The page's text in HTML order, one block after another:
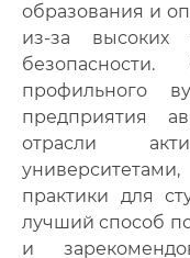
образования и
из-за
профильного
предприятия
отрасли
практики для
лучший способ
и